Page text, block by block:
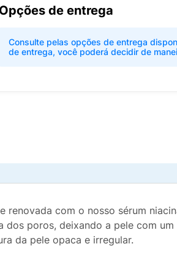
Opções de entrega
Consulte pelas opções de entrega
de entrega, você poderá decidir de
com o nosso sérum
poros, deixando a pele com
da pele opaca e irregular.